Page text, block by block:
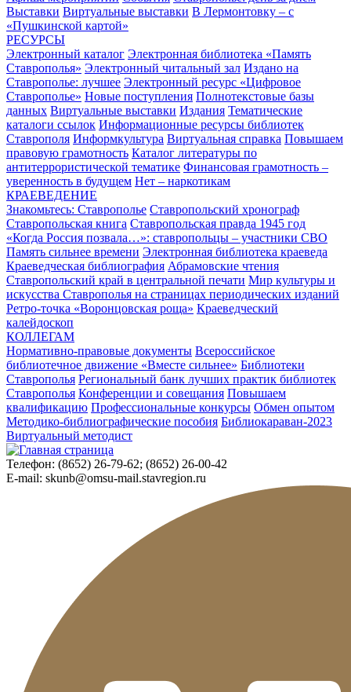
Выставки Виртуальные выставки В Лермонтовку – с
«Пушкинской картой»
РЕСУРСЫ
Электронный каталог Электронная библиотека «Память
Ставрополья» Электронный читальный зал Издано на
Ставрополье: лучшее Электронный ресурс «Цифровое
Ставрополье» Новые поступления Полнотекстовые базы
данных Виртуальные выставки Издания Тематические
каталоги ссылок Информационные ресурсы библиотек
Ставрополя Информкультура Виртуальная справка Повышаем
правовую грамотность Каталог литературы по
антитеррористической тематике Финансовая грамотность –
уверенность в будущем Нет – наркотикам
КРАЕВЕДЕНИЕ
Знакомьтесь: Ставрополье Ставропольский хронограф
Ставропольская книга Ставропольская правда 1945 год
«Когда Россия позвала…»: ставропольцы – участники СВО
Память сильнее времени Электронная библиотека краеведа
Краеведческая библиография Абрамовские чтения
Ставропольский край в центральной печати Мир культуры и
искусства Ставрополья на страницах периодических изданий
Ретро-точка «Воронцовская роща» Краеведческий
калейдоскоп
КОЛЛЕГАМ
Нормативно-правовые документы Всероссийское
библиотечное движение «Вместе сильнее» Библиотеки
Ставрополья Региональный банк лучших практик библиотек
Ставрополья Конференции и совещания Повышаем
квалификацию Профессиональные конкурсы Обмен опытом
Методико-библиографические пособия Библиокараван-2023
Виртуальный методист
Телефон: (8652) 26-79-62; (8652) 26-00-42
E-mail: skunb@omsu-mail.stavregion.ru